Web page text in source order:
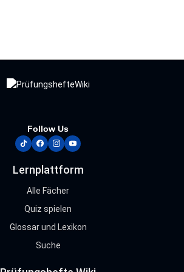
Follow Us
tiktokfacebook
instagram
youtube
Lernplattform
Alle Fächer
Quiz spielen
Glossar und Lexikon
Suche